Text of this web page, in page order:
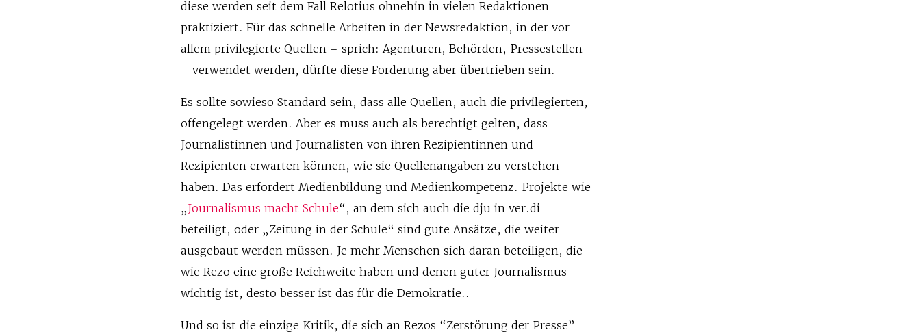
diese werden seit dem Fall Relotius ohnehin in vielen Redaktionen
praktiziert. Für das schnelle Arbeiten in der Newsredaktion, in der vor
allem privilegierte Quellen – sprich: Agenturen, Behörden, Pressestellen
– verwendet werden, dürfte diese Forderung aber übertrieben sein.
Es sollte sowieso Standard sein, dass alle Quellen, auch die privilegierten,
offengelegt werden. Aber es muss auch als berechtigt gelten, dass
Journalistinnen und Journalisten von ihren Rezipientinnen und
Rezipienten erwarten können, wie sie Quellenangaben zu verstehen
haben. Das erfordert Medienbildung und Medienkompetenz. Projekte wie
„Journalismus macht Schule“, an dem sich auch die dju in ver.di
beteiligt, oder „Zeitung in der Schule“ sind gute Ansätze, die weiter
ausgebaut werden müssen. Je mehr Menschen sich daran beteiligen, die
wie Rezo eine große Reichweite haben und denen guter Journalismus
wichtig ist, desto besser ist das für die Demokratie..
Und so ist die einzige Kritik, die sich an Rezos “Zerstörung der Presse”